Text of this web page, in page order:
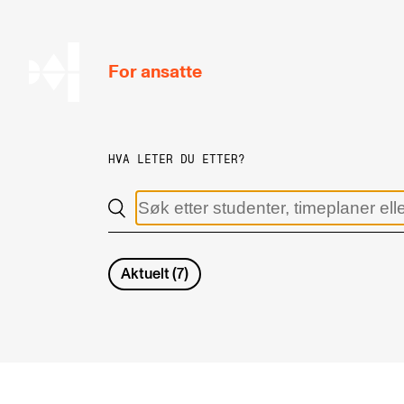
For ansatte
MITT ARBEIDSFORHOLD
Arbeidstid og lønn
Reiser og utveksling
HVA LETER DU ETTER?
Aktuelt(7)